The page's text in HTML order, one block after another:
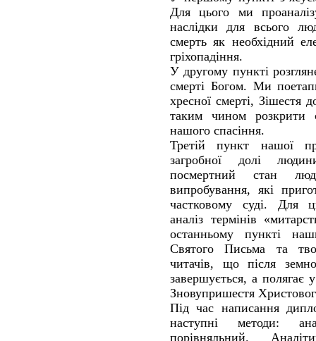
Для цього ми
наслідки для всього
смерть як необхідний
гріхопадіння.
У другому пункті
смерті Богом. Ми
хресної смерті, Зішестя
таким чином розкрити
нашого спасіння.
Третій пункт нашої
загробної долі
посмертний стан
випробування, які
частковому суді. Для
аналіз термінів
останньому пункті
Святого Письма та
читачів, що після
завершується, а полягає
Зновупришестя
Під час написання
наступні методи:
порівняльний.